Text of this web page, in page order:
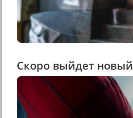
Скоро выйдет